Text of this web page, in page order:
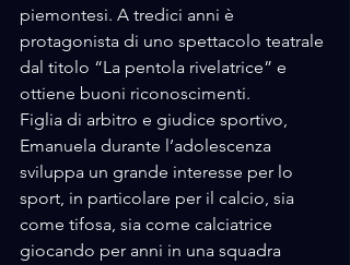
piemontesi. A tredici anni è
protagonista di uno spettacolo teatrale
dal titolo “La pentola rivelatrice” e
ottiene buoni riconoscimenti.
Figlia di arbitro e giudice sportivo,
Emanuela durante l’adolescenza
sviluppa un grande interesse per lo
sport, in particolare per il calcio, sia
come tifosa, sia come calciatrice
giocando per anni in una squadra